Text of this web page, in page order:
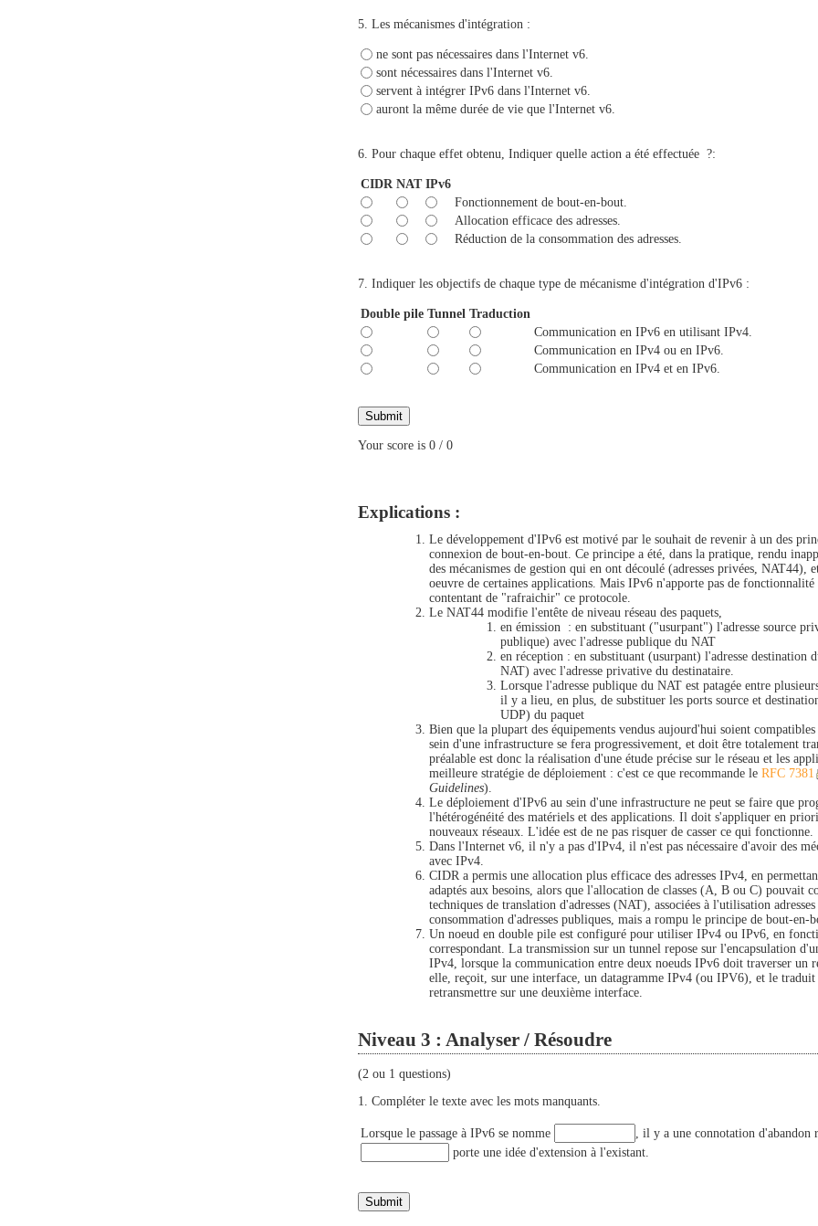
5. Les mécanismes d'intégration :
ne sont pas nécessaires dans l'Internet v6.
sont nécessaires dans l'Internet v6.
servent à intégrer IPv6 dans l'Internet v6.
auront la même durée de vie que l'Internet v6.
6. Pour chaque effet obtenu, Indiquer quelle action a été effectuée ?:
CIDR NAT IPv6
Fonctionnement de bout-en-bout.
Allocation efficace des adresses.
Réduction de la consommation des adresses.
7. Indiquer les objectifs de chaque type de mécanisme d'intégration d'IPv6 :
Double pile Tunnel Traduction
Communication en IPv6 en utilisant IPv4.
Communication en IPv4 ou en IPv6.
Communication en IPv4 et en IPv6.
Your score is 0 / 0
Explications :
Le développement d'IPv6 est motivé par le souhait de revenir à un des
connexion de bout-en-bout. Ce principe a été, dans la pratique, rendu
des mécanismes de gestion qui en ont découlé (adresses privées, NAT44),
oeuvre de certaines applications. Mais IPv6 n'apporte pas de
contentant de "rafraichir" ce protocole.
Le NAT44 modifie l'entête de niveau réseau des paquets,
en émission : en substituant ("usurpant") l'adresse source
publique) avec l'adresse publique du NAT
en réception : en substituant (usurpant) l'adresse destination
NAT) avec l'adresse privative du destinataire.
Lorsque l'adresse publique du NAT est patagée entre
il y a lieu, en plus, de substituer les ports source et
UDP) du paquet
Bien que la plupart des équipements vendus aujourd'hui soient
sein d'une infrastructure se fera progressivement, et doit être totalement
préalable est donc la réalisation d'une étude précise sur le réseau et les
meilleure stratégie de déploiement : c'est ce que recommande le RFC 7381
Guidelines).
Le déploiement d'IPv6 au sein d'une infrastructure ne peut se faire que
l'hétérogénéité des matériels et des applications. Il doit s'appliquer en
nouveaux réseaux. L'idée est de ne pas risquer de casser ce qui fonctionne.
Dans l'Internet v6, il n'y a pas d'IPv4, il n'est pas nécessaire d'avoir des
avec IPv4.
CIDR a permis une allocation plus efficace des adresses IPv4, en
adaptés aux besoins, alors que l'allocation de classes (A, B ou C) pouvait
techniques de translation d'adresses (NAT), associées à l'utilisation
consommation d'adresses publiques, mais a rompu le principe de bout-
Un noeud en double pile est configuré pour utiliser IPv4 ou IPv6, en
correspondant. La transmission sur un tunnel repose sur l'encapsulation
IPv4, lorsque la communication entre deux noeuds IPv6 doit traverser un
elle, reçoit, sur une interface, un datagramme IPv4 (ou IPV6), et le
retransmettre sur une deuxième interface.
Niveau 3 : Analyser / Résoudre
(2 ou 1 questions)
1. Compléter le texte avec les mots manquants.
Lorsque le passage à IPv6 se nomme
, il y a une connotation d'abandon
porte une idée d'extension à l'existant.